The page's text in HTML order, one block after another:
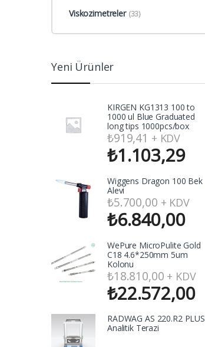
Viskozimetreler (33)
Yeni Ürünler
KIRGEN KG1313 100 to
1000 ul Blue Graduated
long tips 1000pcs/box
₺919,41 + KDV
₺1.103,29
Wiggens Dragon 100 Bek
Alevi
₺5.700,00 + KDV
₺6.840,00
WePure MicroPulite Gold
C18 4.6*250mm 5um
Kolonu
₺18.810,00 + KDV
₺22.572,00
RADWAG AS 220.R2 PLUS
Analitik Terazi